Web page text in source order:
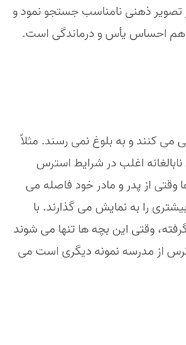
تصویر ذهنی نامناسب جستجو نمود و
هم احساس یأس و درماندگی است.
می کنند و به بلوغ نمی رسند. مثلاً
اغلب در شرایط استرس
از پدر و مادر خود فاصله می
را به نمایش می گذارند. با
وقتی این بچه ها تنها می شوند
از مدرسه نمونه دیگری است می